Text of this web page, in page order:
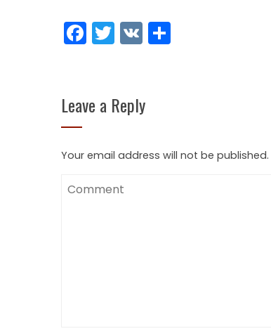
Facebook
Twitter
VK
Leave a Reply
Your email address will not be published.